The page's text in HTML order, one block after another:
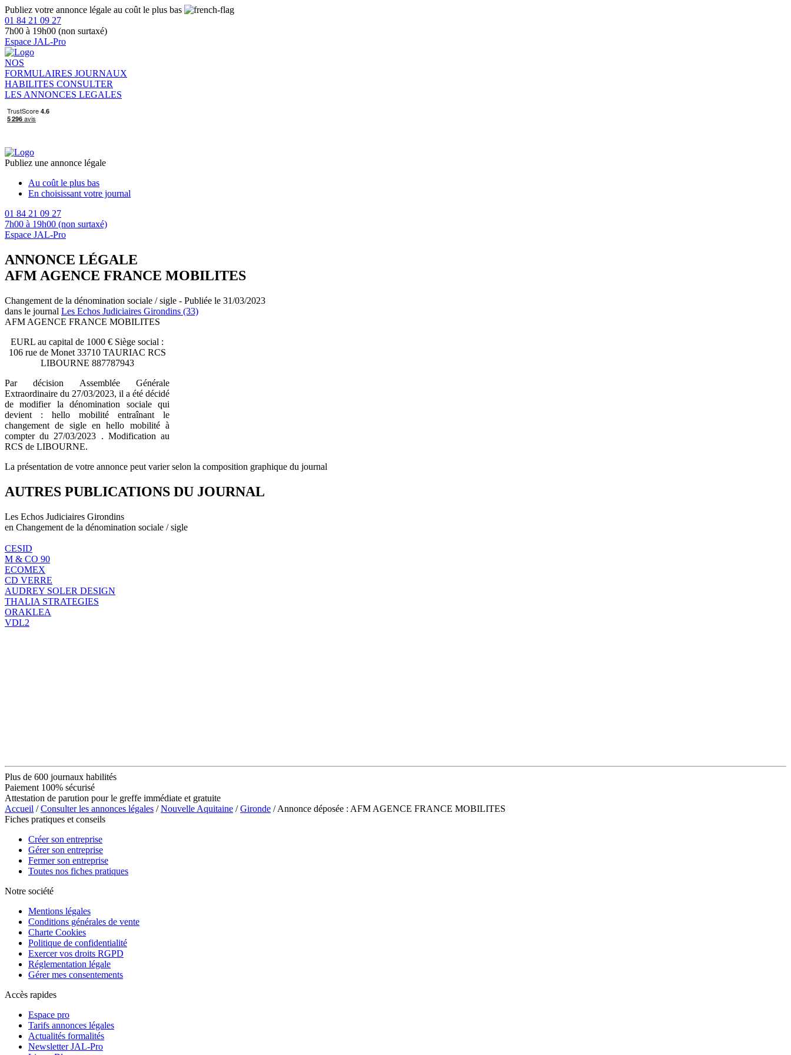
Publiez votre annonce légale au coût le plus bas
01 84 21 09 27
7h00 à 19h00 (non surtaxé)
Espace JAL-Pro
NOS
FORMULAIRES JOURNAUX
HABILITES CONSULTER
LES ANNONCES LEGALES
Publiez une annonce légale
Au coût le plus bas
En choisissant votre journal
01 84 21 09 27
7h00 à 19h00 (non surtaxé)
Espace JAL-Pro
ANNONCE LÉGALE
AFM AGENCE FRANCE MOBILITES
Changement de la dénomination sociale / sigle - Publiée le 31/03/2023
dans le journal Les Echos Judiciaires Girondins (33)
AFM AGENCE FRANCE MOBILITES
EURL au capital de 1000 € Siège social :
106 rue de Monet 33710 TAURIAC RCS
LIBOURNE 887787943
Par décision Assemblée Générale
Extraordinaire du 27/03/2023, il a été décidé
de modifier la dénomination sociale qui
devient : hello mobilité entraînant le
changement de sigle en hello mobilité à
compter du 27/03/2023 . Modification au
RCS de LIBOURNE.
La présentation de votre annonce peut varier selon la composition graphique du journal
AUTRES PUBLICATIONS DU JOURNAL
Les Echos Judiciaires Girondins
en Changement de la dénomination sociale / sigle
CESID
M & CO 90
ECOMEX
CD VERRE
AUDREY SOLER DESIGN
THALIA STRATEGIES
ORAKLEA
VDL2
Plus de 600 journaux habilités
Paiement 100% sécurisé
Attestation de parution pour le greffe immédiate et gratuite
Accueil /Consulter les annonces légales /Nouvelle Aquitaine /Gironde / Annonce déposée : AFM AGENCE FRANCE MOBILITES
Fiches pratiques et conseils
Créer son entreprise
Gérer son entreprise
Fermer son entreprise
Toutes nos fiches pratiques
Notre société
Mentions légales
Conditions générales de vente
Charte Cookies
Politique de confidentialité
Exercer vos droits RGPD
Réglementation légale
Gérer mes consentements
Accès rapides
Espace pro
Tarifs annonces légales
Actualités formalités
Newsletter JAL-Pro